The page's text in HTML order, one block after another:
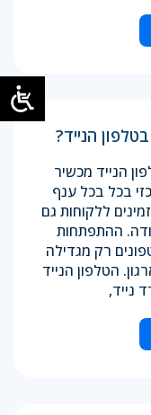
הנייד?
הנייד מכשיר
בכל בכל ענף
ללקוחות גם
ההתפתחות
רק מגדילה
הטלפון הנייד
נייד,